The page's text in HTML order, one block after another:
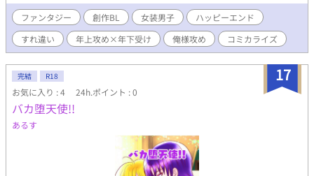
ファンタジー 創作BL 女装男子
ハッピーエンド
すれ違い
年上攻め×年下受け 俺様攻め コミカライズ
17
完結 R18
お気に入り : 4 24h.ポイント : 0
バカ堕天使!!
あるす